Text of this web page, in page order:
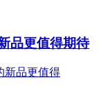
品更值得期待